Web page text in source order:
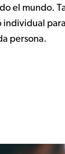
el mundo.
individual
persona.